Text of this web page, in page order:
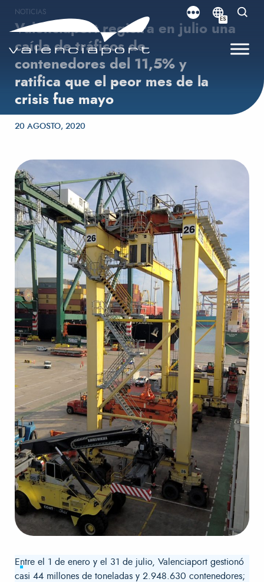
ES
NOTICIAS
Valenciaport registra en julio una
caída de tráficos de
contenedores del 11,5% y
ratifica que el peor mes de la
crisis fue mayo
Publicado el
20 AGOSTO, 2020
Entre el 1 de enero y el 31 de julio, Valenciaport gestionó
casi 44 millones de toneladas y 2.948.630 contenedores;